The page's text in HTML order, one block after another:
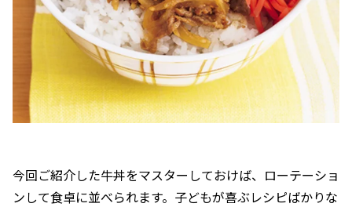
今回ご紹介した牛丼をマスターしておけば、ローテーショ
ンして食卓に並べられます。子どもが喜ぶレシピばかりな